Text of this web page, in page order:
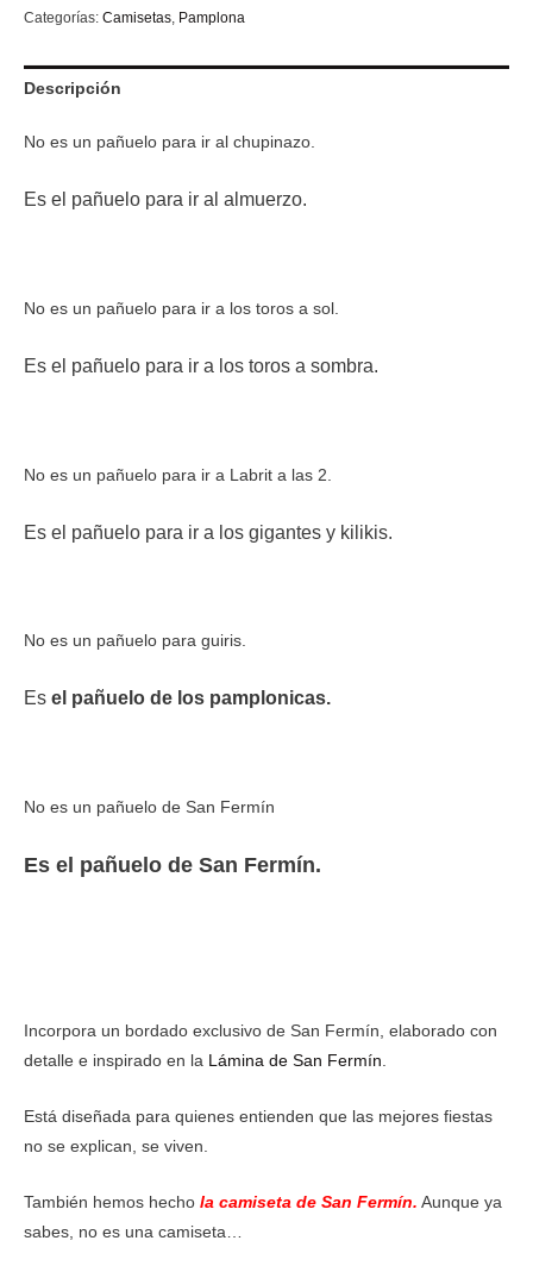
Categorías: Camisetas, Pamplona
Descripción
No es un pañuelo para ir al chupinazo.
Es el pañuelo para ir al almuerzo.
No es un pañuelo para ir a los toros a sol.
Es el pañuelo para ir a los toros a sombra.
No es un pañuelo para ir a Labrit a las 2.
Es el pañuelo para ir a los gigantes y kilikis.
No es un pañuelo para guiris.
Es el pañuelo de los pamplonicas.
No es un pañuelo de San Fermín
Es el pañuelo de San Fermín.
Incorpora un bordado exclusivo de San Fermín, elaborado con
detalle e inspirado en la
Lámina de San Fermín
Está diseñada para quienes entienden que las mejores fiestas
no se explican, se viven.
También hemos hecho la camiseta de San Fermín. Aunque ya
sabes, no es una camiseta…